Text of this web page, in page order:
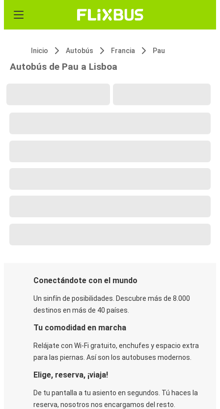
Inicio Autobús Francia Pau
Autobús de Pau a Lisboa
Conectándote con el mundo
Un sinfín de posibilidades. Descubre más de 8.000
destinos en más de 40 países.
Tu comodidad en marcha
Relájate con Wi-Fi gratuito, enchufes y espacio extra
para las piernas. Así son los autobuses modernos.
Elige, reserva, ¡viaja!
De tu pantalla a tu asiento en segundos. Tú haces la
reserva, nosotros nos encargamos del resto.